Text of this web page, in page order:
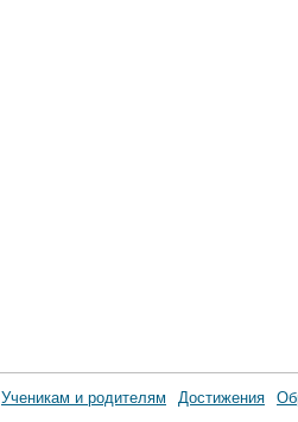
Ученикам и родителям Достижения